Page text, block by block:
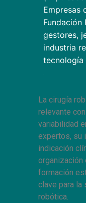
Empresas
Fundación
gestores,
industria
tecnología
.
La cirugía
relevante
variabilidad
expertos, su
indicación
organización
formación
clave para la
robótica.